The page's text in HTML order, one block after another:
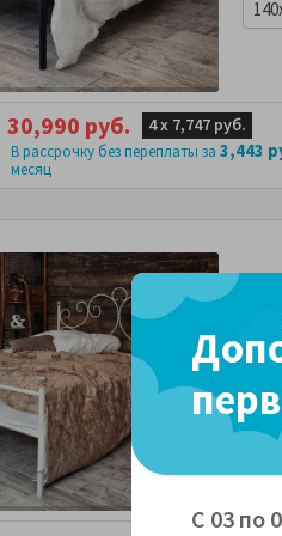
30,990 руб. 4 х 7,747 руб.
В рассрочку без переплаты за 3,443
месяц
С 03 по